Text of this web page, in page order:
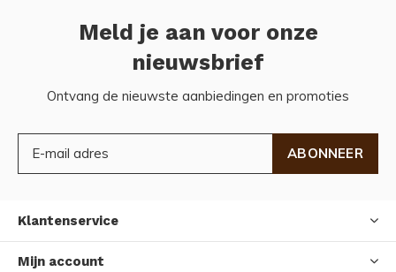
Meld je aan voor onze
nieuwsbrief
Ontvang de nieuwste aanbiedingen en promoties
ABONNEER
Klantenservice
Mijn account